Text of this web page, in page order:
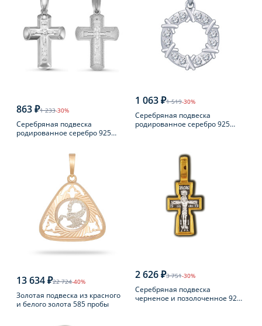
863 ₽1 233-30%
Серебряная подвеска
родированное серебро 925
1 063 ₽1 519-30%
Серебряная подвеска
родированное серебро 925
13 634 ₽22 724-40%
Золотая подвеска из красного
и белого золота 585 пробы
2 626 ₽3 751-30%
Серебряная подвеска
черненое и позолоченное 925